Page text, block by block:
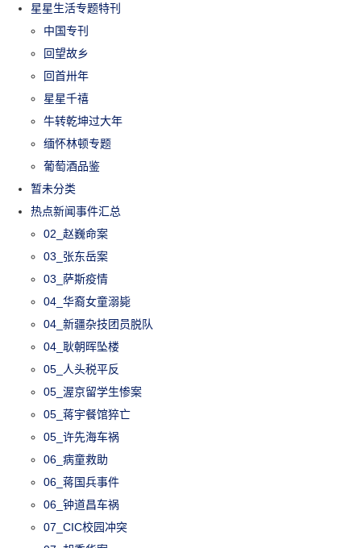
星星生活专题特刊
中国专刊
回望故乡
回首卅年
星星千禧
牛转乾坤过大年
缅怀林顿专题
葡萄酒品鉴
暂未分类
热点新闻事件汇总
02_赵巍命案
03_张东岳案
03_萨斯疫情
04_华裔女童溺毙
04_新疆杂技团员脱队
04_耿朝晖坠楼
05_人头税平反
05_渥京留学生惨案
05_蒋宇餐馆猝亡
05_许先海车祸
06_病童救助
06_蒋国兵事件
06_钟道昌车祸
07_CIC校园冲突